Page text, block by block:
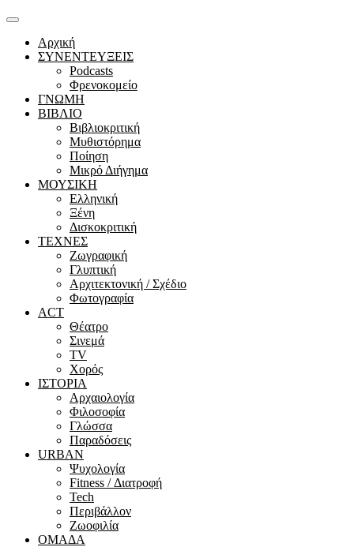
Αρχική
ΣΥΝΕΝΤΕΥΞΕΙΣ
Podcasts
Φρενοκομείο
ΓΝΩΜΗ
ΒΙΒΛΙΟ
Βιβλιοκριτική
Μυθιστόρημα
Ποίηση
Μικρό Διήγημα
ΜΟΥΣΙΚΗ
Ελληνική
Ξένη
Δισκοκριτική
ΤΕΧΝΕΣ
Ζωγραφική
Γλυπτική
Αρχιτεκτονική / Σχέδιο
Φωτογραφία
ACT
Θέατρο
Σινεμά
ΤV
Χορός
ΙΣΤΟΡΙΑ
Αρχαιολογία
Φιλοσοφία
Γλώσσα
Παραδόσεις
URBAN
Ψυχολογία
Fitness / Διατροφή
Tech
Περιβάλλον
Ζωοφιλία
ΟΜΑΔΑ